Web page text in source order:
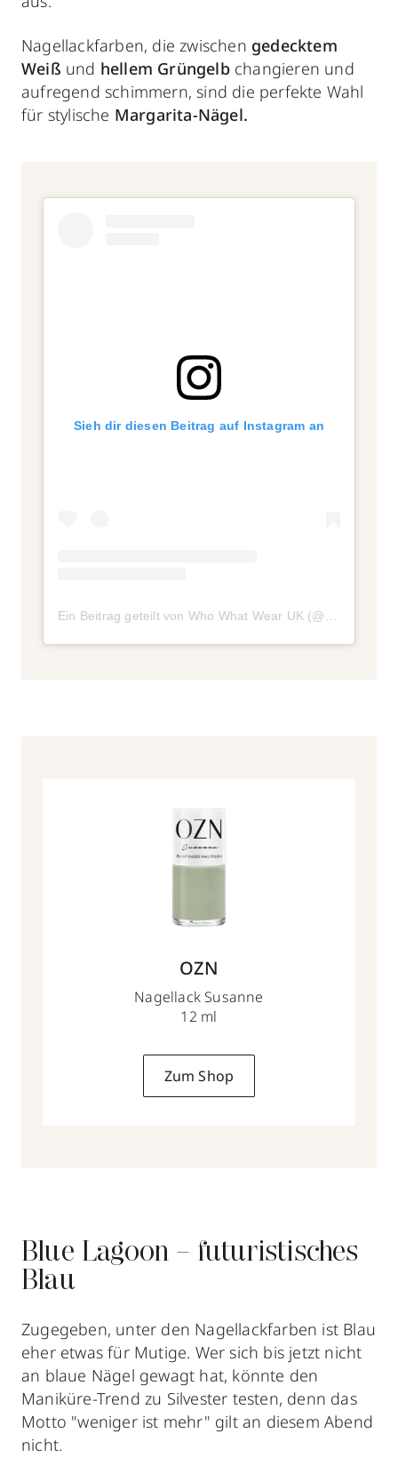
Nagellackfarben, die zwischen gedecktem
Weiß und hellem Grüngelb changieren und
aufregend schimmern, sind die perfekte Wahl
für stylische Margarita-Nägel.
Sieh dir diesen Beitrag auf Instagram an
OZN
Nagellack Susanne
12 ml
Zum Shop
Blue Lagoon – futuristisches
Blau
Zugegeben, unter den Nagellackfarben ist Blau
eher etwas für Mutige. Wer sich bis jetzt nicht
an blaue Nägel gewagt hat, könnte den
Maniküre-Trend zu Silvester testen, denn das
Motto "weniger ist mehr" gilt an diesem Abend
nicht.